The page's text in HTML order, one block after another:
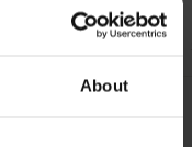
About
011 fuchsia